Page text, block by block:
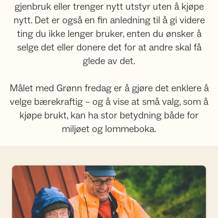
gjenbruk eller trenger nytt utstyr uten å kjøpe
nytt. Det er også en fin anledning til å gi videre
ting du ikke lenger bruker, enten du ønsker å
selge det eller donere det for at andre skal få
glede av det.
Målet med Grønn fredag er å gjøre det enklere å
velge bærekraftig – og å vise at små valg, som å
kjøpe brukt, kan ha stor betydning både for
miljøet og lommeboka.
Bli frivillig